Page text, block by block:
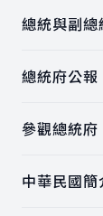
總統與副總
總統府公報
參觀總統府
中華民國簡